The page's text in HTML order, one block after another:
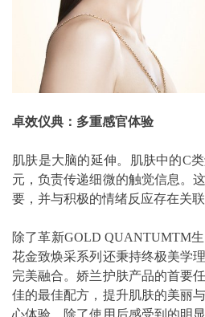
卓效仪典：多重感官体验
肌肤是大脑的延伸。肌肤中的C
元，负责传递细微的触觉信息。
要，并与积极的情绪反应存在关联
除了革新GOLD QUANTUMTM
花金致焕采系列还秉持终极美学
完美融合。娇兰护肤产品的首要
佳的最佳配方，提升肌肤的美丽
心体验。除了使用后感受到的明